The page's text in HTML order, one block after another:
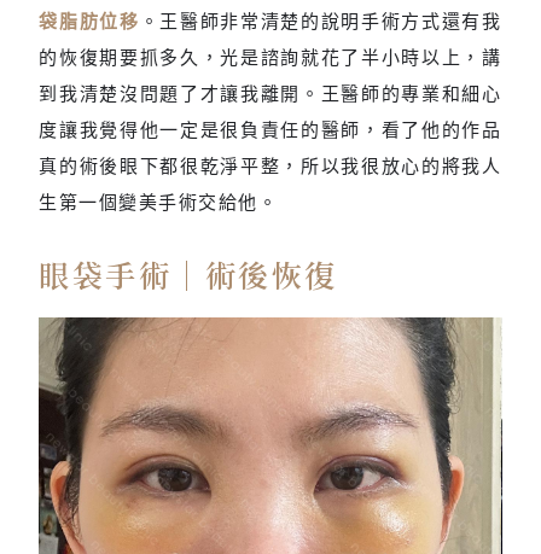
袋脂肪位移 。王醫師非常清楚的說明手術方式還有我
的恢復期要抓多久，光是諮詢就花了半小時以上，講
到我清楚沒問題了才讓我離開。王醫師的專業和細心
度讓我覺得他一定是很負責任的醫師，看了他的作品
真的術後眼下都很乾淨平整，所以我很放心的將我人
生第一個變美手術交給他。
眼袋手術｜術後恢復